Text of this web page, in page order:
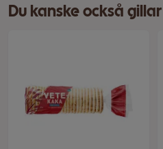
Du kanske också gillar